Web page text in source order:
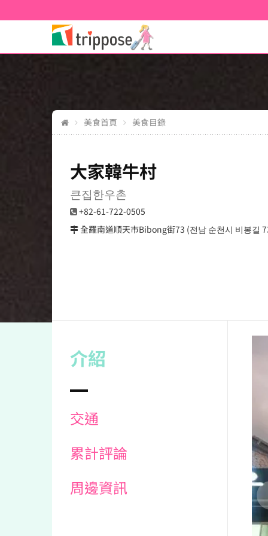
美食首頁 美食目錄
大家韓牛村
큰집한우촌
+82-61-722-0505
全羅南道順天市Bibong街73 (전남 순천시 비봉길
介紹
交通
累計評論
周邊資訊